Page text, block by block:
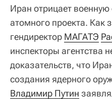
Иран отрицает
атомного проекта. Как
гендиректор МАГАТЭ
инспекторы агентства
доказательств, что
создания ядерного
Владимир Путин